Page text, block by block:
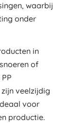
waarbij
onder
in
of
veelzijdig
voor
productie.